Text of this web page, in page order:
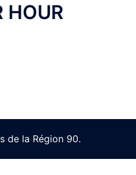
HOUR
de la Région 90.